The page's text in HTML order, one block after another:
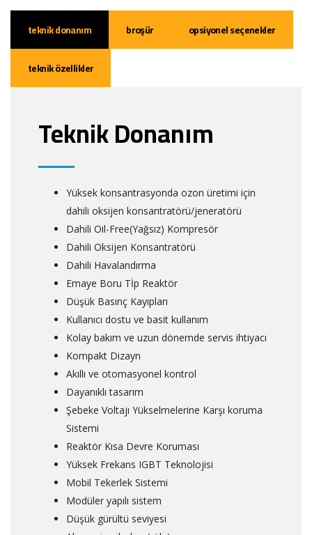
teknik donanım broşür opsiyonel seçenekler
teknik özellikler
Teknik Donanım
Yüksek konsantrasyonda ozon üretimi için
dahili oksijen konsantratörü/jeneratörü
Dahili Oil-Free(Yağsız) Kompresör
Dahili Oksijen Konsantratörü
Dahili Havalandırma
Emaye Boru Tİp Reaktör
Düşük Basınç Kayıpları
Kullanıcı dostu ve basit kullanım
Kolay bakım ve uzun dönemde servis ihtiyacı
Kompakt Dizayn
Akıllı ve otomasyonel kontrol
Dayanıklı tasarım
Şebeke Voltajı Yükselmelerine Karşı koruma
Sistemi
Reaktör Kısa Devre Koruması
Yüksek Frekans IGBT Teknolojisi
Mobil Tekerlek Sistemi
Modüler yapılı sistem
Düşük gürültü seviyesi